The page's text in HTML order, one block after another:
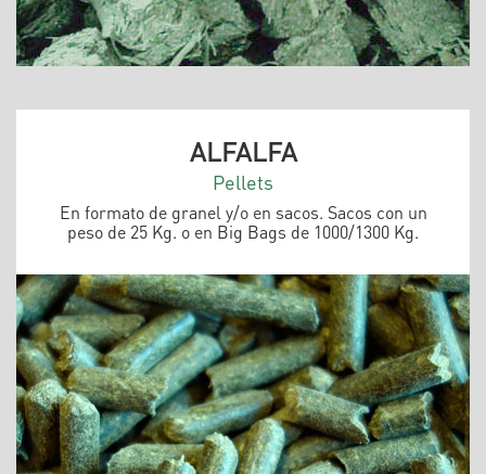
ALFALFA
Pellets
En formato de granel y/o en sacos. Sacos con un
peso de 25 Kg. o en Big Bags de 1000/1300 Kg.